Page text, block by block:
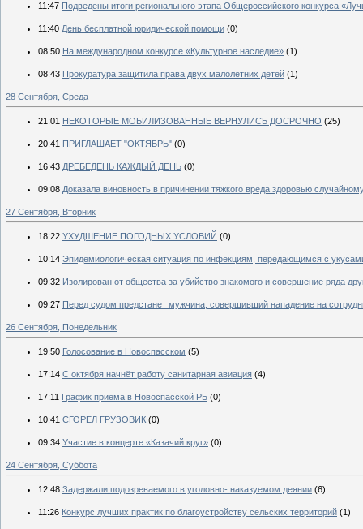
11:47 Подведены итоги регионального этапа Общероссийского конкурса
11:40 День бесплатной юридической помощи (0)
08:50 На международном конкурсе «Культурное наследие» (1)
08:43 Прокуратура защитила права двух малолетних детей (1)
28 Сентября, Среда
21:01 НЕКОТОРЫЕ МОБИЛИЗОВАННЫЕ ВЕРНУЛИСЬ ДОСРОЧНО (25)
20:41 ПРИГЛАШАЕТ "ОКТЯБРЬ" (0)
16:43 ДРЕБЕДЕНЬ КАЖДЫЙ ДЕНЬ (0)
09:08 Доказала виновность в причинении тяжкого вреда здоровью
27 Сентября, Вторник
18:22 УХУДШЕНИЕ ПОГОДНЫХ УСЛОВИЙ (0)
10:14 Эпидемиологическая ситуация по инфекциям, передающимся с
09:32 Изолирован от общества за убийство знакомого и совершение ряда
09:27 Перед судом предстанет мужчина, совершивший нападение на
26 Сентября, Понедельник
19:50 Голосование в Новоспасском (5)
17:14 С октября начнёт работу санитарная авиация (4)
17:11 График приема в Новоспасской РБ (0)
10:41 СГОРЕЛ ГРУЗОВИК (0)
09:34 Участие в концерте «Казачий круг» (0)
24 Сентября, Суббота
12:48 Задержали подозреваемого в уголовно- наказуемом деянии (6)
11:26 Конкурс лучших практик по благоустройству сельских территорий (1)